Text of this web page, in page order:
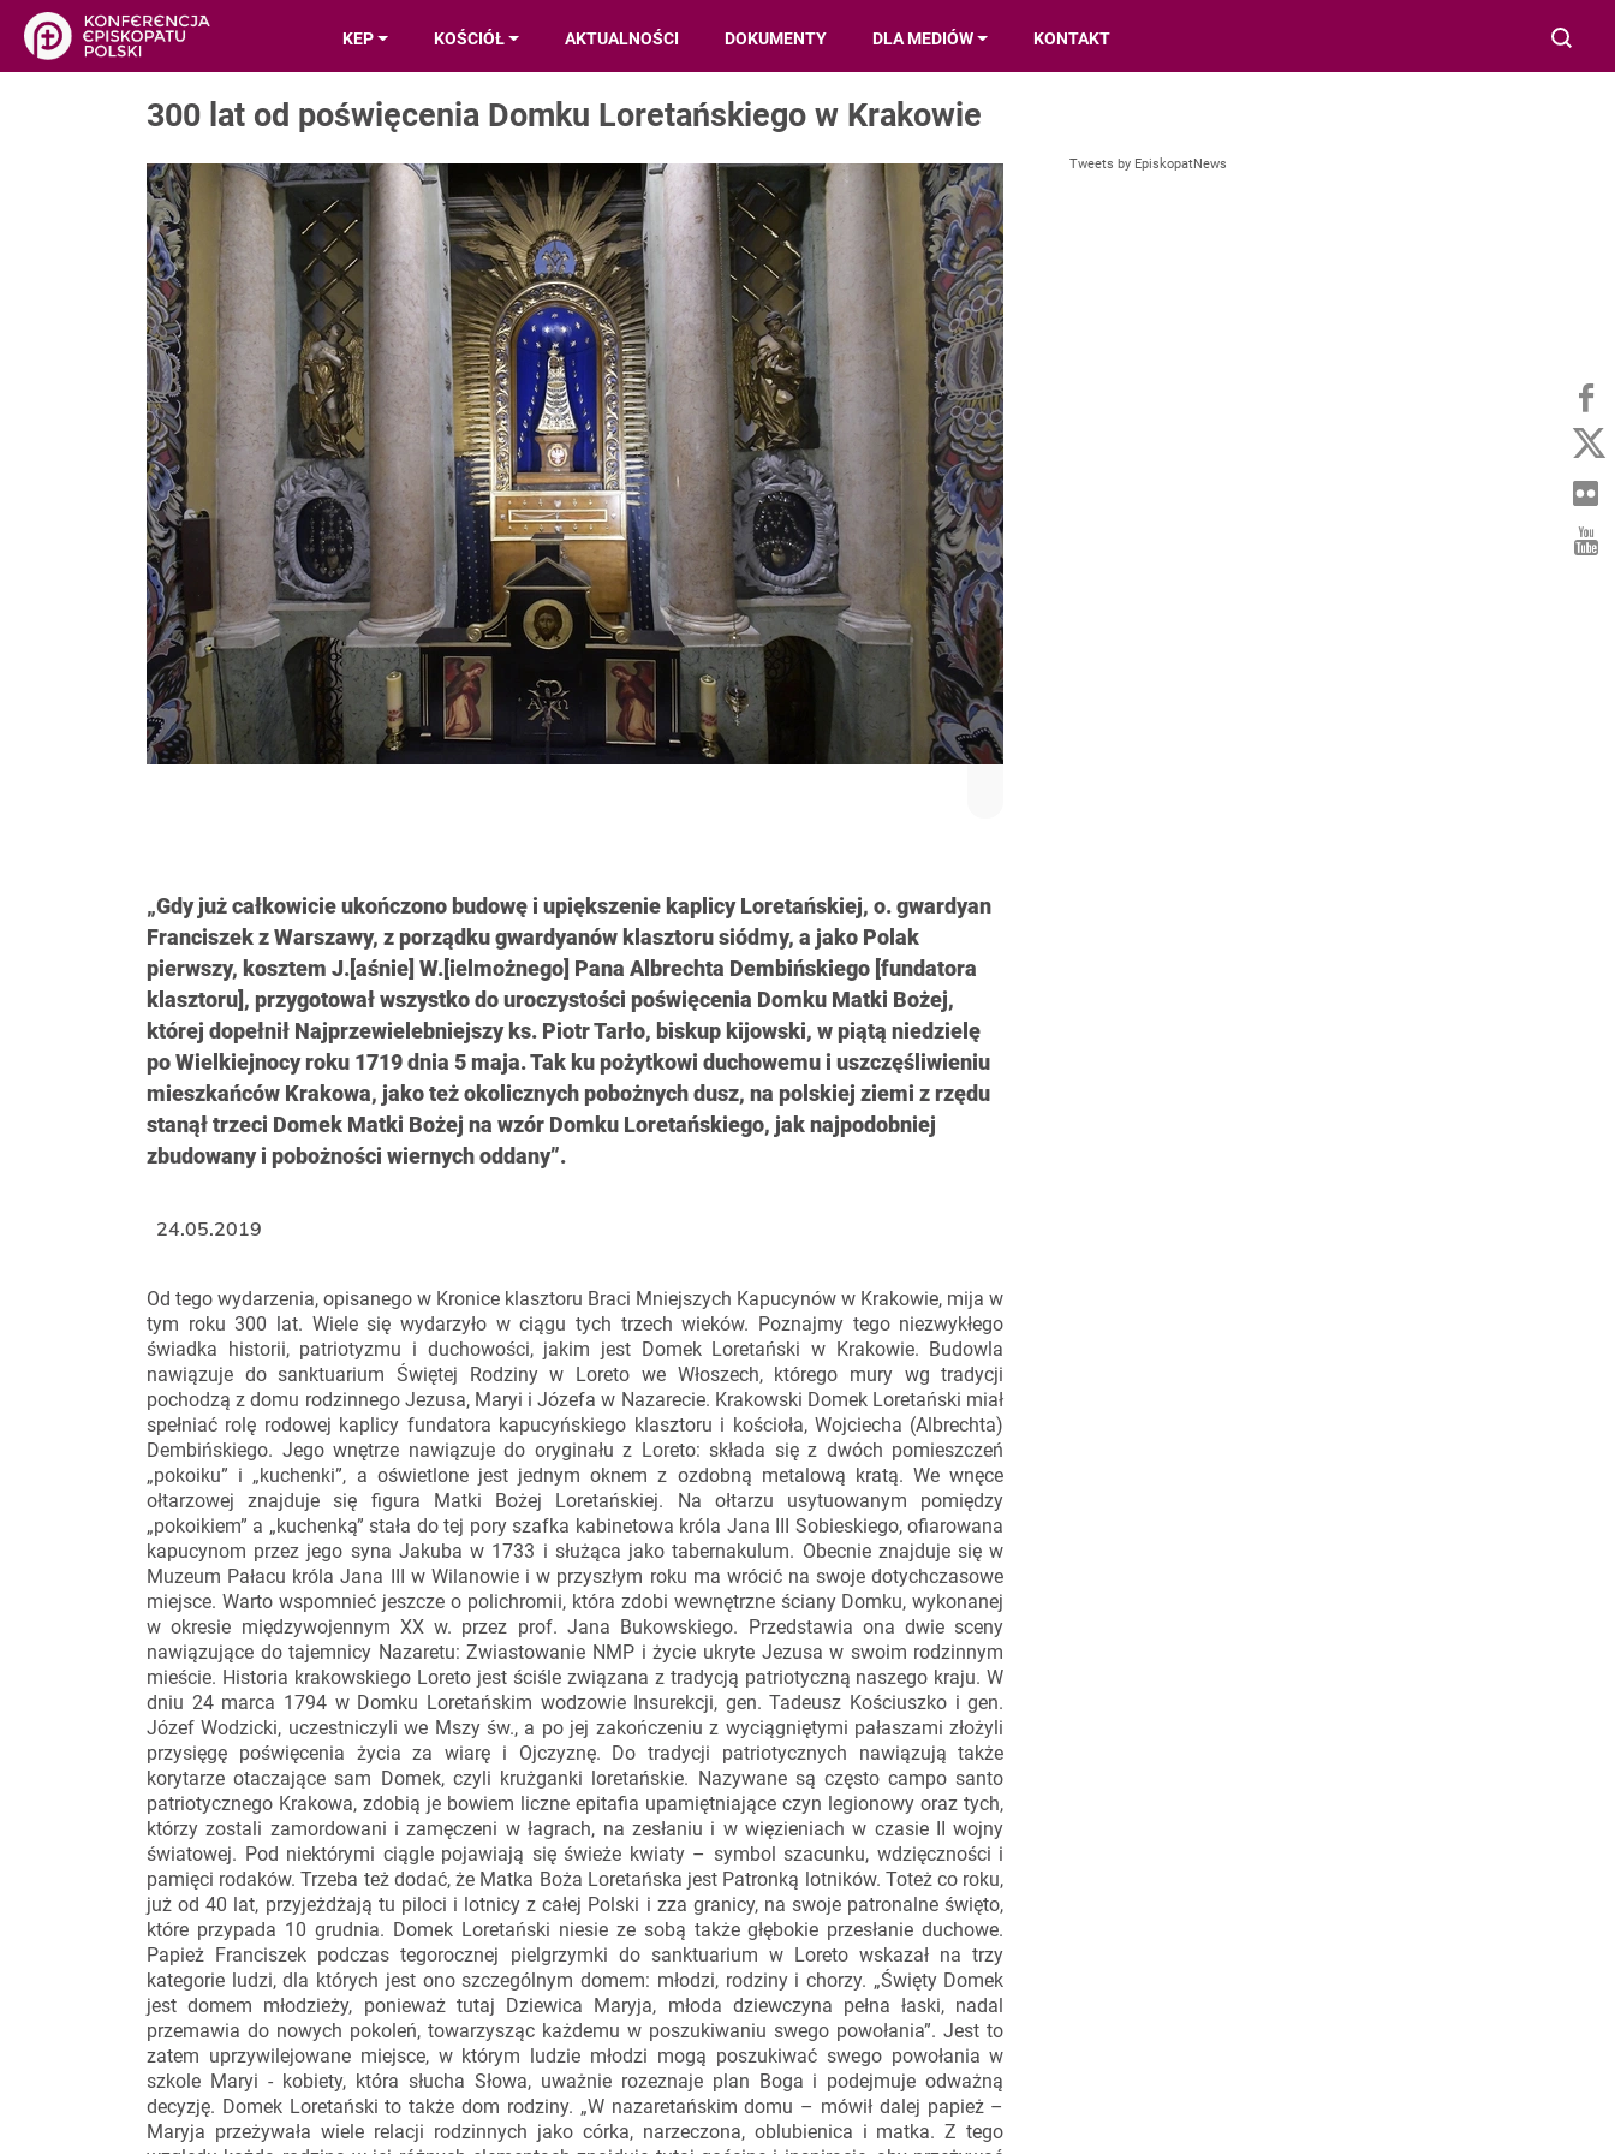
KEP KOŚCIÓŁ AKTUALNOŚCI DOKUMENTY DLA MEDIÓW KONTAKT
300 lat od poświęcenia Domku Loretańskiego w Krakowie
„Gdy już całkowicie ukończono budowę i upiększenie kaplicy Loretańskiej, o. gwardyan
Franciszek z Warszawy, z porządku gwardyanów klasztoru siódmy, a jako Polak
pierwszy, kosztem J.[aśnie] W.[ielmożnego] Pana Albrechta Dembińskiego [fundatora
klasztoru], przygotował wszystko do uroczystości poświęcenia Domku Matki Bożej,
której dopełnił Najprzewielebniejszy ks. Piotr Tarło, biskup kijowski, w piątą niedzielę
po Wielkiejnocy roku 1719 dnia 5 maja. Tak ku pożytkowi duchowemu i uszczęśliwieniu
mieszkańców Krakowa, jako też okolicznych pobożnych dusz, na polskiej ziemi z rzędu
stanął trzeci Domek Matki Bożej na wzór Domku Loretańskiego, jak najpodobniej
zbudowany i pobożności wiernych oddany”.
Od tego wydarzenia, opisanego w Kronice klasztoru Braci Mniejszych Kapucynów w Krakowie, mija w
tym roku 300 lat. Wiele się wydarzyło w ciągu tych trzech wieków. Poznajmy tego niezwykłego
świadka historii, patriotyzmu i duchowości, jakim jest Domek Loretański w Krakowie. Budowla
nawiązuje do sanktuarium Świętej Rodziny w Loreto we Włoszech, którego mury wg tradycji
pochodzą z domu rodzinnego Jezusa, Maryi i Józefa w Nazarecie. Krakowski Domek Loretański miał
spełniać rolę rodowej kaplicy fundatora kapucyńskiego klasztoru i kościoła, Wojciecha (Albrechta)
Dembińskiego. Jego wnętrze nawiązuje do oryginału z Loreto: składa się z dwóch pomieszczeń
„pokoiku” i „kuchenki”, a oświetlone jest jednym oknem z ozdobną metalową kratą. We wnęce
ołtarzowej znajduje się figura Matki Bożej Loretańskiej. Na ołtarzu usytuowanym pomiędzy
„pokoikiem” a „kuchenką” stała do tej pory szafka kabinetowa króla Jana III Sobieskiego, ofiarowana
kapucynom przez jego syna Jakuba w 1733 i służąca jako tabernakulum. Obecnie znajduje się w
Muzeum Pałacu króla Jana III w Wilanowie i w przyszłym roku ma wrócić na swoje dotychczasowe
miejsce. Warto wspomnieć jeszcze o polichromii, która zdobi wewnętrzne ściany Domku, wykonanej
w okresie międzywojennym XX w. przez prof. Jana Bukowskiego. Przedstawia ona dwie sceny
nawiązujące do tajemnicy Nazaretu: Zwiastowanie NMP i życie ukryte Jezusa w swoim rodzinnym
mieście. Historia krakowskiego Loreto jest ściśle związana z tradycją patriotyczną naszego kraju. W
dniu 24 marca 1794 w Domku Loretańskim wodzowie Insurekcji, gen. Tadeusz Kościuszko i gen.
Józef Wodzicki, uczestniczyli we Mszy św., a po jej zakończeniu z wyciągniętymi pałaszami złożyli
przysięgę poświęcenia życia za wiarę i Ojczyznę. Do tradycji patriotycznych nawiązują także
korytarze otaczające sam Domek, czyli krużganki loretańskie. Nazywane są często campo santo
patriotycznego Krakowa, zdobią je bowiem liczne epitafia upamiętniające czyn legionowy oraz tych,
którzy zostali zamordowani i zamęczeni w łagrach, na zesłaniu i w więzieniach w czasie II wojny
światowej. Pod niektórymi ciągle pojawiają się świeże kwiaty – symbol szacunku, wdzięczności i
pamięci rodaków. Trzeba też dodać, że Matka Boża Loretańska jest Patronką lotników. Toteż co roku,
już od 40 lat, przyjeżdżają tu piloci i lotnicy z całej Polski i zza granicy, na swoje patronalne święto,
które przypada 10 grudnia. Domek Loretański niesie ze sobą także głębokie przesłanie duchowe.
Papież Franciszek podczas tegorocznej pielgrzymki do sanktuarium w Loreto wskazał na trzy
kategorie ludzi, dla których jest ono szczególnym domem: młodzi, rodziny i chorzy. „Święty Domek
jest domem młodzieży, ponieważ tutaj Dziewica Maryja, młoda dziewczyna pełna łaski, nadal
przemawia do nowych pokoleń, towarzysząc każdemu w poszukiwaniu swego powołania”. Jest to
zatem uprzywilejowane miejsce, w którym ludzie młodzi mogą poszukiwać swego powołania w
szkole Maryi - kobiety, która słucha Słowa, uważnie rozeznaje plan Boga i podejmuje odważną
decyzję. Domek Loretański to także dom rodziny. „W nazaretańskim domu – mówił dalej papież –
Maryja przeżywała wiele relacji rodzinnych jako córka, narzeczona, oblubienica i matka. Z tego
24.05.2019
Tweets by EpiskopatNews